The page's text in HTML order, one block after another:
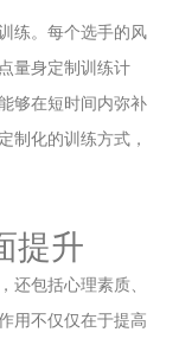
练。每个选手的风
量身定制训练计
够在短时间内弥补
制化的训练方式，
提升
还包括心理素质、
用不仅仅在于提高